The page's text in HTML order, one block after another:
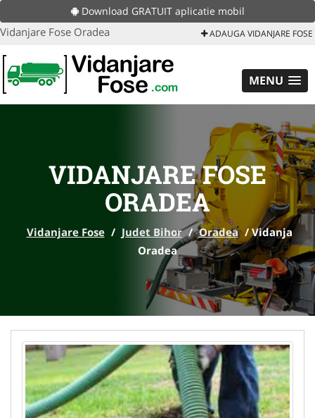
Download GRATUIT aplicatie mobil
Vidanjare Fose Oradea ADAUGA VIDANJARE FOSE
MENU
VIDANJARE FOSE
ORADEA
Vidanjare Fose / Judet Bihor / Oradea / Vidanja
Oradea